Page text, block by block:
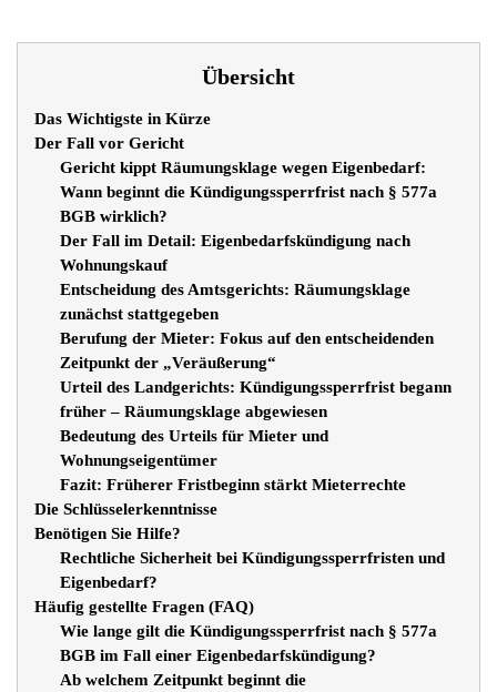
Übersicht
Das Wichtigste in Kürze
Der Fall vor Gericht
Gericht kippt Räumungsklage wegen Eigenbedarf:
Wann beginnt die Kündigungssperrfrist nach § 577a
BGB wirklich?
Der Fall im Detail: Eigenbedarfskündigung nach
Wohnungskauf
Entscheidung des Amtsgerichts: Räumungsklage
zunächst stattgegeben
Berufung der Mieter: Fokus auf den entscheidenden
Zeitpunkt der „Veräußerung“
Urteil des Landgerichts: Kündigungssperrfrist begann
früher – Räumungsklage abgewiesen
Bedeutung des Urteils für Mieter und
Wohnungseigentümer
Fazit: Früherer Fristbeginn stärkt Mieterrechte
Die Schlüsselerkenntnisse
Benötigen Sie Hilfe?
Rechtliche Sicherheit bei Kündigungssperrfristen und
Eigenbedarf?
Häufig gestellte Fragen (FAQ)
Wie lange gilt die Kündigungssperrfrist nach § 577a
BGB im Fall einer Eigenbedarfskündigung?
Ab welchem Zeitpunkt beginnt die